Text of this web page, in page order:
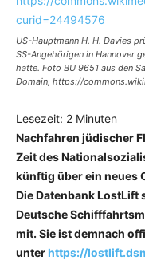
US-Hauptmann H. H. Davies
SS-Angehörigen in Hannover
hatte. Foto BU 9651 aus den
Domain, https://
Lesezeit: 2 Minuten
Nachfahren jüdischer
Zeit des
künftig über ein neues
Die Datenbank LostLift
Deutsche
mit. Sie ist demnach
unterhttps://